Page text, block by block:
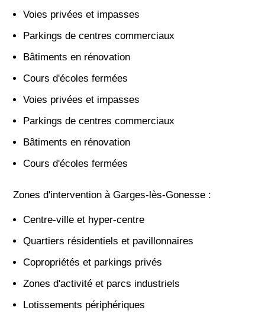
Voies privées et impasses
Parkings de centres commerciaux
Bâtiments en rénovation
Cours d'écoles fermées
Voies privées et impasses
Parkings de centres commerciaux
Bâtiments en rénovation
Cours d'écoles fermées
Zones d'intervention à Garges-lès-Gonesse :
Centre-ville et hyper-centre
Quartiers résidentiels et pavillonnaires
Copropriétés et parkings privés
Zones d'activité et parcs industriels
Lotissements périphériques